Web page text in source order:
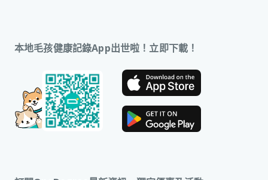
本地毛孩健康記錄App出世啦！立即下載！